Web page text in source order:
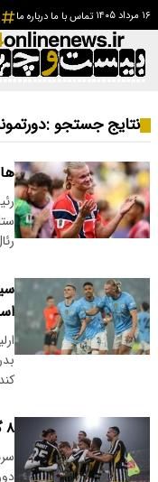
۱۶ مرداد ۱۴۰۵ تماس با ما درباره ما
نتایج جستجو :
۸ گل در نیمه دوم رد و بدل شد